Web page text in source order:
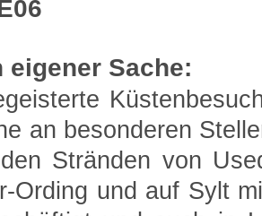
eigener Sache:
an besonderen
Stränden von
Ording und auf Sylt